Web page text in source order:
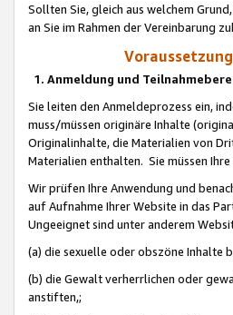
Sollten Sie, gleich aus welchem
an Sie im Rahmen der Vereinbarung
1. Anmeldung und
Sie leiten den Anmeldeprozess ein,
muss/müssen originäre Inhalte
Originalinhalte, die Materialien von
Materialien enthalten. Sie müssen
Wir prüfen Ihre Anwendung und
auf Aufnahme Ihrer Website in das
Ungeeignet sind unter anderem
(a) die sexuelle oder obszöne Inhalte
(b) die Gewalt verherrlichen oder
anstiften,;